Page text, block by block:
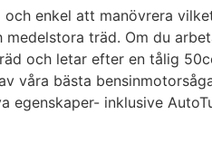
enkel att manövrera
träd. Om du
och letar efter en tålig
våra bästa
egenskaper- inklusive